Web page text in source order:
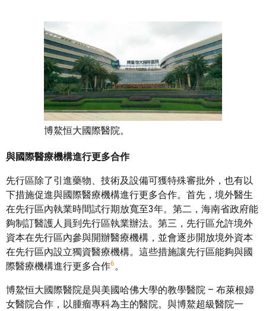
博鰲恒大國際醫院。
與國際醫療機構進行更多合作
先行區除了引進藥物、技術及設備可獲特殊審批外，也有以
下措施促進與國際醫療機構進行更多合作。首先，境外醫生
在先行區內執業時間試行期放寬至3年。第二，海南省政府能
夠制訂醫護人員到先行區執業辦法。第三，先行區允許境外
資本在先行區內參與開辦醫療機構，並會逐步開放境外資本
在先行區內設立獨資醫療機構。這些措施讓先行區能夠與國
際醫療機構進行更多合作6。
博鰲恒大國際醫院是與美國哈佛大學的教學醫院 – 布萊根婦
女醫院合作，以腫瘤專科為主的醫院。與博鰲超級醫院一